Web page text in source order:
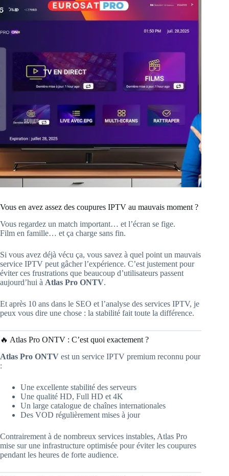
Vous en avez assez des coupures IPTV au mauvais moment ?
Vous regardez un match important… et l’écran se fige.
Film en famille… et ça charge sans fin.
Si vous avez déjà vécu ça, vous savez à quel point un mauvais
service IPTV peut gâcher l’expérience. C’est justement pour
éviter ces frustrations que beaucoup d’utilisateurs passent
aujourd’hui à Atlas Pro ONTV.
Et après 10 ans dans le SEO et l’analyse des services IPTV, je
peux vous dire une chose : la stabilité fait toute la différence.
🔥 Atlas Pro ONTV : C’est quoi exactement ?
Atlas Pro ONTV est un service IPTV premium reconnu pour
:
Une excellente stabilité des serveurs
Une qualité HD, Full HD et 4K
Un large catalogue de chaînes internationales
Des VOD régulièrement mises à jour
Contrairement à de nombreux services instables, Atlas Pro
mise sur une infrastructure optimisée pour éviter les coupures
pendant les heures de forte audience.